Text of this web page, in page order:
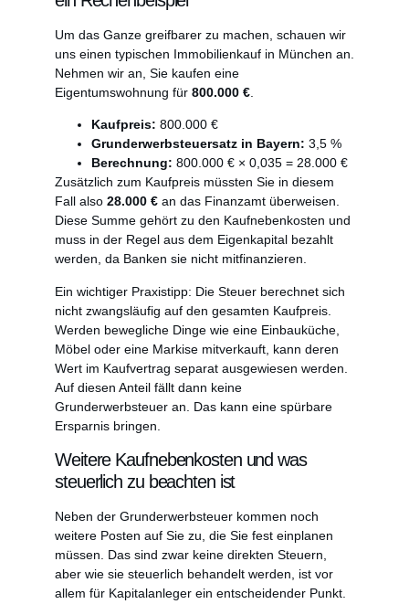
Um das Ganze greifbarer zu machen, schauen wir
uns einen typischen Immobilienkauf in München an.
Nehmen wir an, Sie kaufen eine
Eigentumswohnung für 800.000 €
Kaufpreis: 800.000 €
Grunderwerbsteuersatz in Bayern: 3,5 %
Berechnung: 800.000 € × 0,035 = 28.000 €
Zusätzlich zum Kaufpreis müssten Sie in diesem
Fall also 28.000 € an das Finanzamt überweisen.
Diese Summe gehört zu den Kaufnebenkosten und
muss in der Regel aus dem Eigenkapital bezahlt
werden, da Banken sie nicht mitfinanzieren.
Ein wichtiger Praxistipp: Die Steuer berechnet sich
nicht zwangsläufig auf den gesamten Kaufpreis.
Werden bewegliche Dinge wie eine Einbauküche,
Möbel oder eine Markise mitverkauft, kann deren
Wert im Kaufvertrag separat ausgewiesen werden.
Auf diesen Anteil fällt dann keine
Grunderwerbsteuer an. Das kann eine spürbare
Ersparnis bringen.
Weitere Kaufnebenkosten und was
steuerlich zu beachten ist
Neben der Grunderwerbsteuer kommen noch
weitere Posten auf Sie zu, die Sie fest einplanen
müssen. Das sind zwar keine direkten Steuern,
aber wie sie steuerlich behandelt werden, ist vor
allem für Kapitalanleger ein entscheidender Punkt.